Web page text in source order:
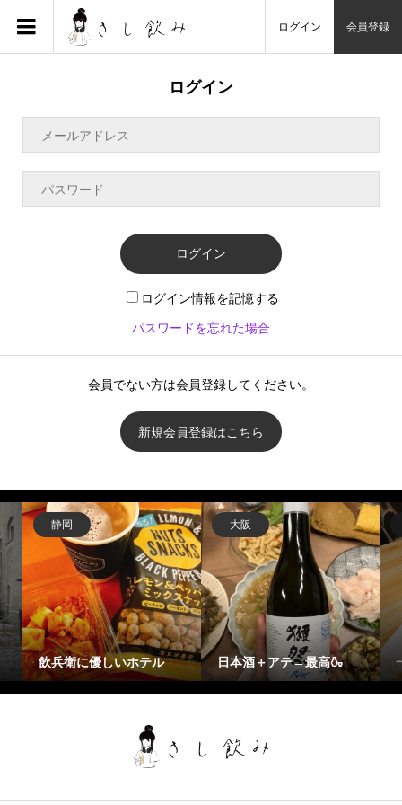
ログイン 会員登録
ログイン
ログイン
ログイン情報を記憶する
パスワードを忘れた場合
会員でない方は会員登録してください。
新規会員登録はこちら
静岡
飲兵衛に優しいホテル
大阪
日本酒＋アテ→最高🍶